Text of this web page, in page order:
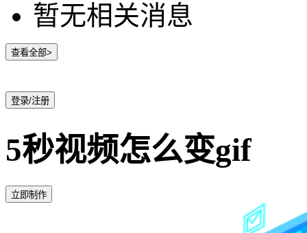
暂无相关消息
查看全部>
登录/注册
5秒视频怎么变gif
立即制作